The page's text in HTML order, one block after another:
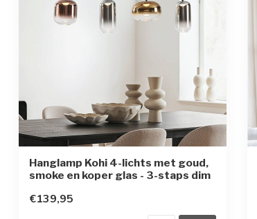
Hanglamp Kohi 4-lichts met goud,
smoke en koper glas - 3-staps dim
€139,95